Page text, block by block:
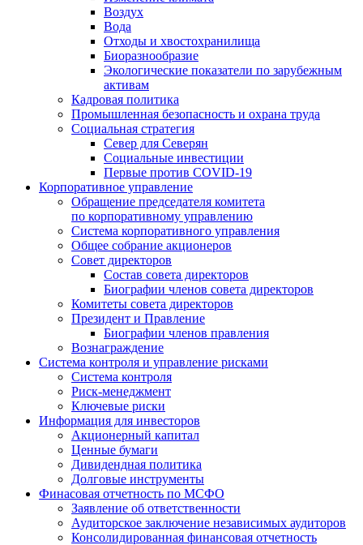
Воздух
Вода
Отходы и хвостохранилища
Биоразнообразие
Экологические показатели по зарубежным
активам
Кадровая политика
Промышленная безопасность и охрана труда
Социальная стратегия
Север для Северян
Социальные инвестиции
Первые против COVID‑19
Корпоративное управление
Обращение председателя комитета
по корпоративному управлению
Система корпоративного управления
Общее собрание акционеров
Совет директоров
Состав совета директоров
Биографии членов совета директоров
Комитеты совета директоров
Президент и Правление
Биографии членов правления
Вознаграждение
Система контроля и управление рисками
Система контроля
Риск-менеджмент
Ключевые риски
Информация для инвесторов
Акционерный капитал
Ценные бумаги
Дивидендная политика
Долговые инструменты
Финасовая отчетность по МСФО
Заявление об ответственности
Аудиторское заключение независимых аудиторов
Консолидированная финансовая отчетность